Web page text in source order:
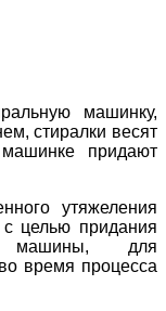
машинку,
стиралки весят
придают
утяжеления
целью придания
машины, для
время процесса